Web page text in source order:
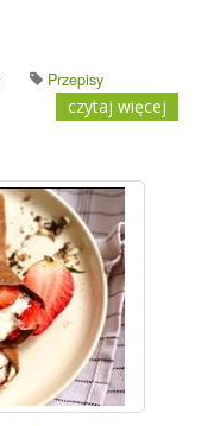
Przepisy
czytaj więcej